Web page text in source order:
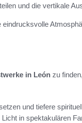
und die vertikale
eindrucksvolle
in León zu
und tiefere
in spektakulären